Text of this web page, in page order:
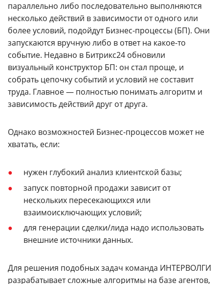
параллельно либо последовательно выполняются
несколько действий в зависимости от одного или
более условий, подойдут Бизнес-процессы (БП). Они
запускаются вручную либо в ответ на какое-то
событие. Недавно в Битрикс24 обновили
визуальный конструктор БП: он стал проще, и
собрать цепочку событий и условий не составит
труда. Главное — полностью понимать алгоритм и
зависимость действий друг от друга.
Однако возможностей Бизнес-процессов может не
хватать, если:
нужен глубокий анализ клиентской базы;
запуск повторной продажи зависит от
нескольких пересекающихся или
взаимоисключающих условий;
для генерации сделки/лида надо использовать
внешние источники данных.
Для решения подобных задач команда ИНТЕРВОЛГИ
разрабатывает сложные алгоритмы на базе агентов,